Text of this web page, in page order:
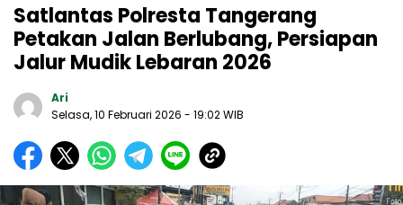
Satlantas Polresta Tangerang
Petakan Jalan Berlubang, Persiapan
Jalur Mudik Lebaran 2026
Ari
Selasa, 10 Februari 2026 - 19:02 WIB